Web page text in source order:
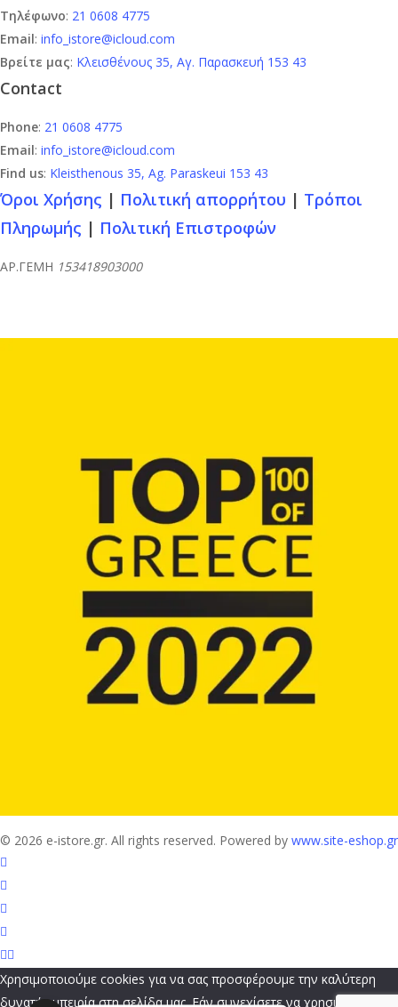
Τηλέφωνο: 21 0608 4775
Email: info_istore@icloud.com
Βρείτε μας: Κλεισθένους 35, Αγ. Παρασκευή 153 43
Contact
Phone: 21 0608 4775
Email: info_istore@icloud.com
Find us: Kleisthenous 35, Ag. Paraskeui 153 43
Όροι Χρήσης | Πολιτική απορρήτου | Τρόποι
Πληρωμής | Πολιτική Επιστροφών
ΑΡ.ΓΕΜΗ 153418903000
© 2026 e-istore.gr. All rights reserved. Powered by www.site-eshop.gr
facebook
instagram
phone
email
Χρησιμοποιούμε cookies για να σας προσφέρουμε την καλύτερη
δυνατή εμπειρία στη σελίδα μας. Εάν συνεχίσετε να χρησιμοποιείτε